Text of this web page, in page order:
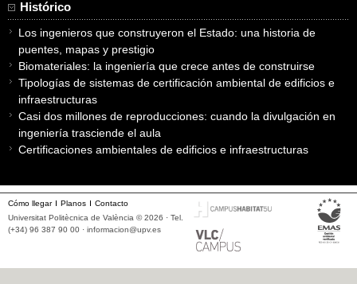
Histórico
Los ingenieros que construyeron el Estado: una historia de
puentes, mapas y prestigio
Biomateriales: la ingeniería que crece antes de construirse
Tipologías de sistemas de certificación ambiental de edificios e
infraestructuras
Casi dos millones de reproducciones: cuando la divulgación en
ingeniería trasciende el aula
Certificaciones ambientales de edificios e infraestructuras
Cómo llegar Planos
Contacto
Universitat Politècnica de València © 2026 · Tel.
(+34) 96 387 90 00 · informacion@upv.es